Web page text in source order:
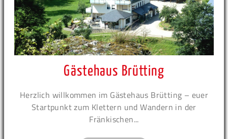
Gästehaus Brütting
Herzlich willkommen im Gästehaus Brütting – euer
Startpunkt zum Klettern und Wandern in der
Fränkischen...